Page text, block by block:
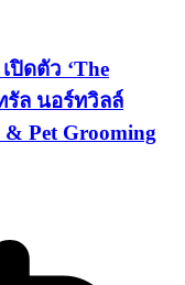
ปิดตัว ‘The
รัล นอร์ทวิลล์
Pet Grooming